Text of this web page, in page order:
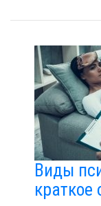
Виды
краткое